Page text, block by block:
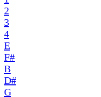
2
3
4
E
F#
B
D#
G